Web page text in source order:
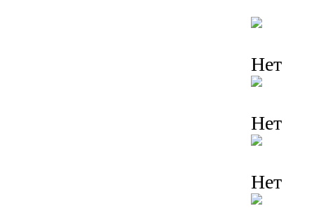
Нет
Нет
Нет